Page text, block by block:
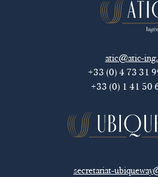
atic@atic-
+33 (0) 4 73 31
+33 (0) 1 41 50
secretariat-